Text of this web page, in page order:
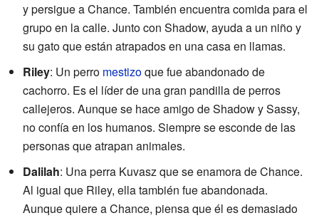
y persigue a Chance. También encuentra comida para el
grupo en la calle. Junto con Shadow, ayuda a un niño y
su gato que están atrapados en una casa en llamas.
Riley: Un perro mestizoque fue abandonado de
cachorro. Es el líder de una gran pandilla de perros
callejeros. Aunque se hace amigo de Shadow y Sassy,
no confía en los humanos. Siempre se esconde de las
personas que atrapan animales.
Dalilah: Una perra Kuvasz que se enamora de Chance.
Al igual que Riley, ella también fue abandonada.
Aunque quiere a Chance, piensa que él es demasiado